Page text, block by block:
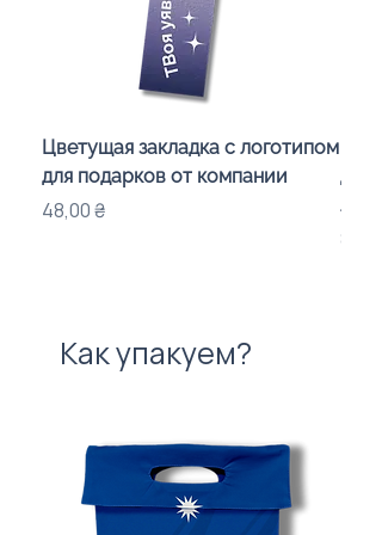
Цветущая закладка с логотипом
для подарков от компании
Цена
48,00 ₴
для
Цена
Как упакуем?